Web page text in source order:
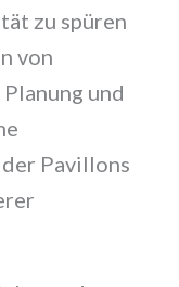
zu spüren
von
und
Pavillons